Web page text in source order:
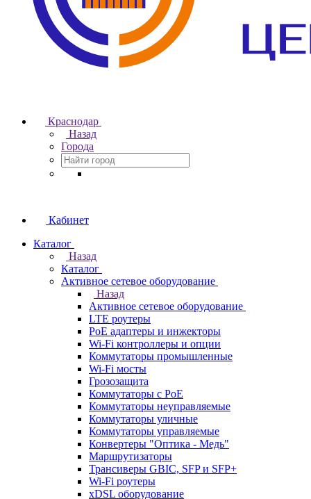
Краснодар
Назад
Города
Кабинет
Каталог
Назад
Каталог
Активное сетевое оборудование
Назад
Активное сетевое оборудование
LTE роутеры
PoE адаптеры и инжекторы
Wi-Fi контроллеры и опции
Коммутаторы промышленные
Wi-Fi мосты
Грозозащита
Коммутаторы c PoE
Коммутаторы неуправляемые
Коммутаторы уличные
Коммутаторы управляемые
Конвертеры "Оптика - Медь"
Маршрутизаторы
Трансиверы GBIC, SFP и SFP+
Wi-Fi роутеры
xDSL оборудование